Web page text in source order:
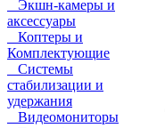
Экшн-камеры и
аксессуары
Коптеры и
Комплектующие
Системы
стабилизации и
удержания
Видеомониторы